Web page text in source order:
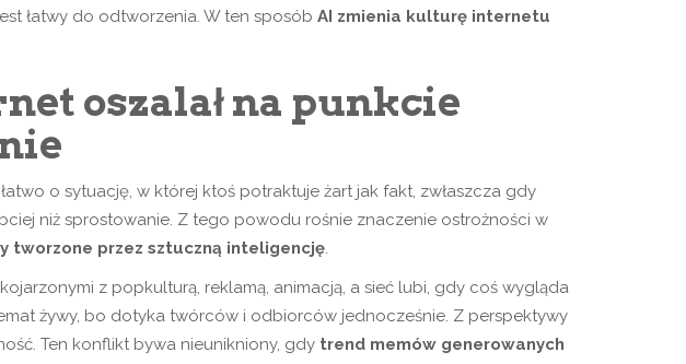
łatwy do odtworzenia. W ten sposób AI zmienia kulturę internetu
oszalał na punkcie
o sytuację, w której ktoś potraktuje żart jak fakt, zwłaszcza gdy
niż sprostowanie. Z tego powodu rośnie znaczenie ostrożności w
tworzone przez sztuczną inteligencję.
z popkulturą, reklamą, animacją, a sieć lubi, gdy coś wygląda
żywy, bo dotyka twórców i odbiorców jednocześnie. Z perspektywy
Ten konflikt bywa nieunikniony, gdy trend memów generowanych